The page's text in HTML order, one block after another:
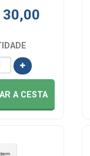
30,00
A CESTA